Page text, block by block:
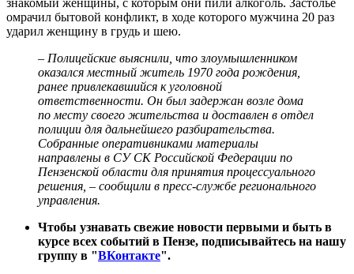
омрачил бытовой конфликт, в ходе которого мужчина 20 раз
ударил женщину в грудь и шею.
– Полицейские выяснили, что злоумышленником
оказался местный житель 1970 года рождения,
ранее привлекавшийся к уголовной
ответственности. Он был задержан возле дома
по месту своего жительства и доставлен в отдел
полиции для дальнейшего разбирательства.
Собранные оперативниками материалы
направлены в СУ СК Российской Федерации по
Пензенской области для принятия процессуального
решения, – сообщили в пресс-службе регионального
управления.
Чтобы узнавать свежие новости первыми и быть в
курсе всех событий в Пензе, подписывайтесь на нашу
группу в "ВКонтакте".